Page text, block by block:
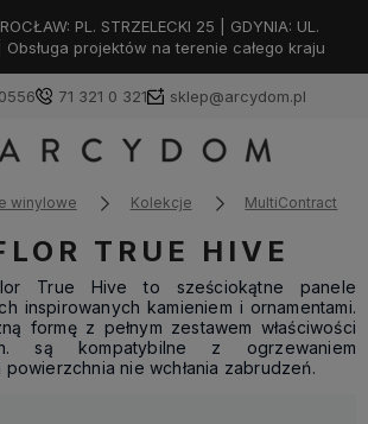
PL. STRZELECKI 25 | GDYNIA: UL.
Obsługa projektów na terenie całego kraju
71 321 0 321 sklep@arcydom.pl
winylowe Kolekcje MultiContract
TRUE HIVE
True Hive to sześciokątne panele
inspirowanych kamieniem i ornamentami.
formę z pełnym zestawem właściwości
są kompatybilne z ogrzewaniem
powierzchnia nie wchłania zabrudzeń.